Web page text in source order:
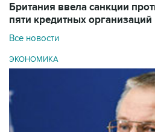
Британия ввела санкции
пяти кредитных
Все новости
ЭКОНОМИКА